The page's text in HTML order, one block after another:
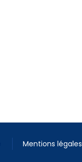
Mentions légales